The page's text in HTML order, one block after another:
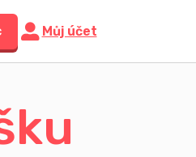
Můj účet